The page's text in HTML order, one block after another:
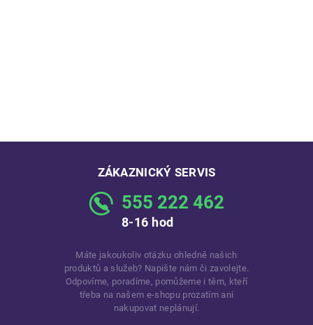
ZÁKAZNICKÝ SERVIS
555 222 462
8-16 hod
Máte jakoukoliv otázku ohledně našich
produktů a služeb? Napište nám či zavolejte.
Odpovíme, poradíme, pomůžeme i těm, kteří
třeba na našem e-shopu prozatím ani
nakupovat neplánují.